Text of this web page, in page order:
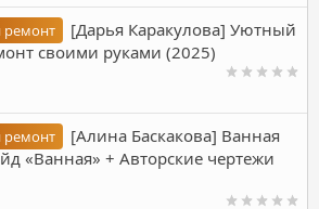
ремонт
[Дарья Каракулова] Уютный
своими руками (2025)
ремонт
[Алина Баскакова] Ванная
«Ванная» + Авторские чертежи